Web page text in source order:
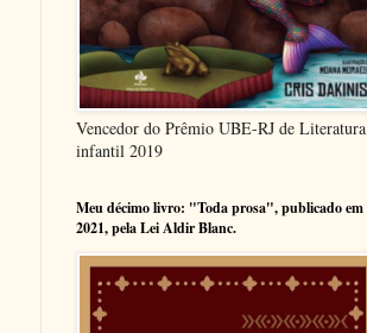
Vencedor do Prêmio UBE-RJ de Literatura
infantil 2019
Meu décimo livro: "Toda prosa", publicado em
2021, pela Lei Aldir Blanc.